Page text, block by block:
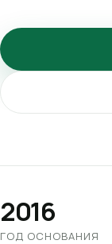
2016
ГОД ОСНОВАНИЯ